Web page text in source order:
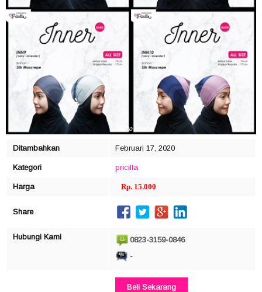
click to zoom
Ditambahkan Februari 17, 2020
Kategori pricilla
Harga Rp. 15.000
Share
Hubungi Kami
0823-3159-0846
-
Beli Sekarang